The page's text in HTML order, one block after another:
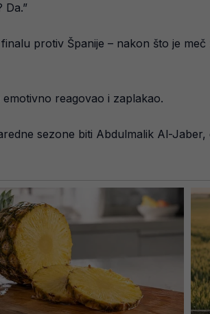
Da.”
protiv Španije – nakon što je
reagovao i zaplakao.
sezone biti Abdulmalik Al-